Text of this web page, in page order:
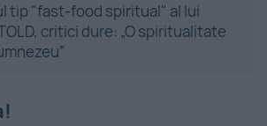
tip "fast-food spiritual" al lui
critici dure: „O spiritualitate